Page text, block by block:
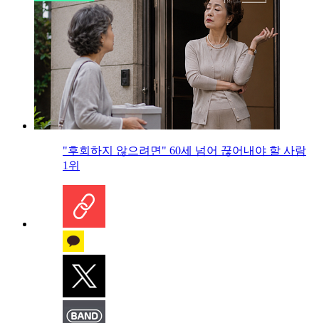
"후회하지 않으려면" 60세 넘어 끊어내야 할 사람
1위